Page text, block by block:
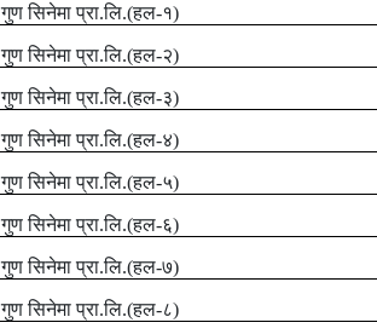
गुण सिनेमा प्रा.लि.(हल-१)
गुण सिनेमा प्रा.लि.(हल-२)
गुण सिनेमा प्रा.लि.(हल-३)
गुण सिनेमा प्रा.लि.(हल-४)
गुण सिनेमा प्रा.लि.(हल-५)
गुण सिनेमा प्रा.लि.(हल-६)
गुण सिनेमा प्रा.लि.(हल-७)
गुण सिनेमा प्रा.लि.(हल-८)